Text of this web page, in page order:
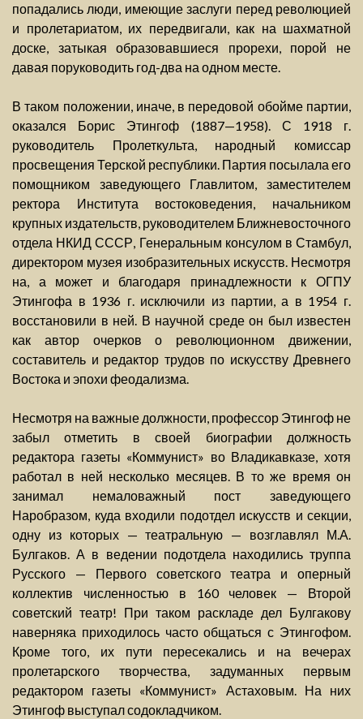
попадались люди, имеющие заслуги перед революцией
и пролетариатом, их передвигали, как на шахматной
доске, затыкая образовавшиеся прорехи, порой не
давая поруководить год-два на одном месте.
В таком положении, иначе, в передовой обойме партии,
оказался Борис Этингоф (1887—1958). С 1918 г.
руководитель Пролеткульта, народный комиссар
просвещения Терской республики. Партия посылала его
помощником заведующего Главлитом, заместителем
ректора Института востоковедения, начальником
крупных издательств, руководителем Ближневосточного
отдела НКИД СССР, Генеральным консулом в Стамбул,
директором музея изобразительных искусств. Несмотря
на, а может и благодаря принадлежности к ОГПУ
Этингофа в 1936 г. исключили из партии, а в 1954 г.
восстановили в ней. В научной среде он был известен
как автор очерков о революционном движении,
составитель и редактор трудов по искусству Древнего
Востока и эпохи феодализма.
Несмотря на важные должности, профессор Этингоф не
забыл отметить в своей биографии должность
редактора газеты «Коммунист» во Владикавказе, хотя
работал в ней несколько месяцев. В то же время он
занимал немаловажный пост заведующего
Наробразом, куда входили подотдел искусств и секции,
одну из которых — театральную — возглавлял М.А.
Булгаков. А в ведении подотдела находились труппа
Русского — Первого советского театра и оперный
коллектив численностью в 160 человек — Второй
советский театр! При таком раскладе дел Булгакову
наверняка приходилось часто общаться с Этингофом.
Кроме того, их пути пересекались и на вечерах
пролетарского творчества, задуманных первым
редактором газеты «Коммунист» Астаховым. На них
Этингоф выступал содокладчиком.